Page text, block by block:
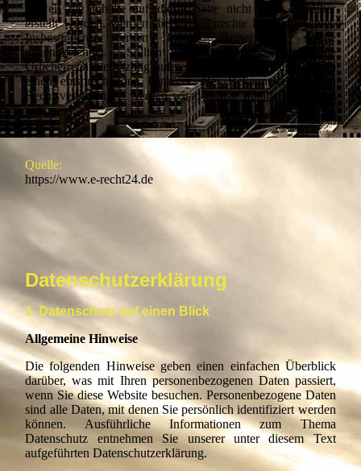
Soweit die Inhalte auf dieser Seite nicht vom Betreiber
erstellt wurden, werden die Urheberrechte Dritter beachtet.
Insbesondere werden Inhalte Dritter als solche
gekennzeichnet. Sollten Sie trotzdem auf eine
Urheberrechtsverletzung aufmerksam werden, bitten wir um
einen entsprechenden Hinweis. Bei Bekanntwerden von
Rechtsverletzungen werden wir derartige Inhalte umgehend
entfernen.
Quelle:
https://www.e-recht24.de
Datenschutzerklärung
1. Datenschutz auf einen Blick
Allgemeine Hinweise
Die folgenden Hinweise geben einen einfachen Überblick
darüber, was mit Ihren personenbezogenen Daten passiert,
wenn Sie diese Website besuchen. Personenbezogene Daten
sind alle Daten, mit denen Sie persönlich identifiziert werden
können. Ausführliche Informationen zum Thema
Datenschutz entnehmen Sie unserer unter diesem Text
aufgeführten Datenschutzerklärung.